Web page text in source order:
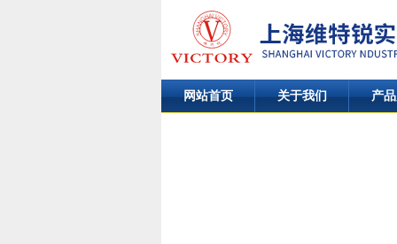
网站首页 关于我们 产